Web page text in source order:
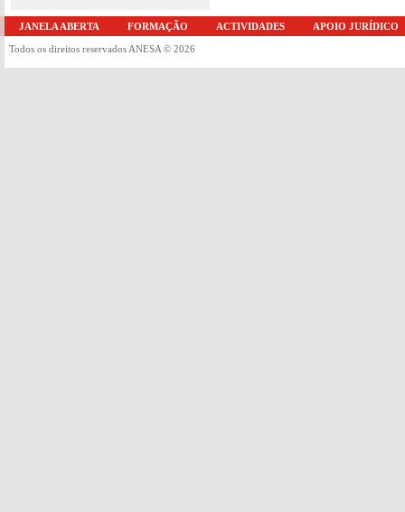
JANELA ABERTA FORMAÇÃO ACTIVIDADES APOIO JURÍDICO
Todos os direitos reservados ANESA © 2026